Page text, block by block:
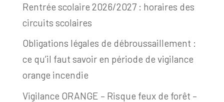
Rentrée scolaire 2026/2027 : horaires des
circuits scolaires
Obligations légales de débroussaillement :
ce qu’il faut savoir en période de vigilance
orange incendie
Vigilance ORANGE – Risque feux de forêt –